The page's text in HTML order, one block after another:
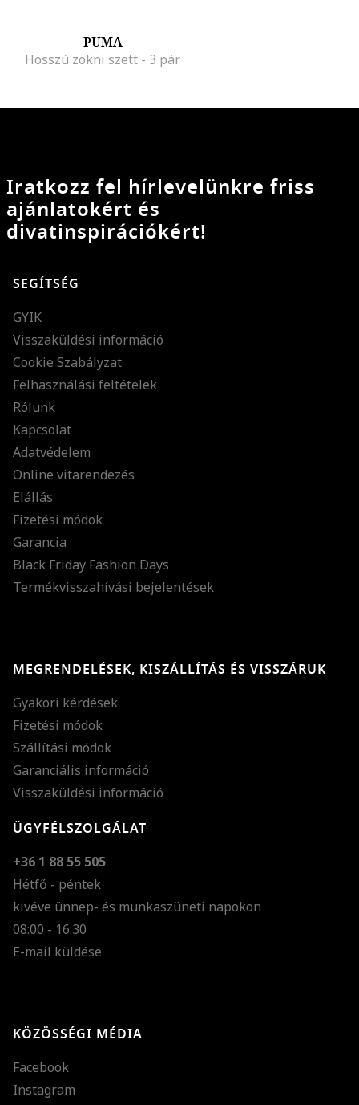
PUMA
Hosszú zokni szett - 3 pár
Iratkozz fel hírlevelünkre friss
ajánlatokért és
divatinspirációkért!
SEGÍTSÉG
GYIK
Visszaküldési információ
Cookie Szabályzat
Felhasználási feltételek
Rólunk
Kapcsolat
Adatvédelem
Online vitarendezés
Elállás
Fizetési módok
Garancia
Black Friday Fashion Days
Termékvisszahívási bejelentések
MEGRENDELÉSEK, KISZÁLLÍTÁS ÉS VISSZÁRUK
Gyakori kérdések
Fizetési módok
Szállítási módok
Garanciális információ
Visszaküldési információ
ÜGYFÉLSZOLGÁLAT
+36 1 88 55 505
Hétfő - péntek
kivéve ünnep- és munkaszüneti napokon
08:00 - 16:30
E-mail küldése
KÖZÖSSÉGI MÉDIA
Facebook
Instagram